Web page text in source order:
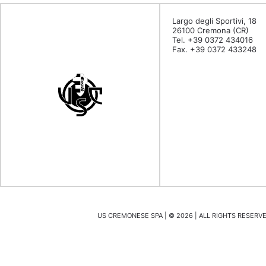
Largo degli Sportivi, 18
26100 Cremona (CR)
Tel. +39 0372 434016
Fax. +39 0372 433248
US CREMONESE SPA | © 2026 | ALL RIGHTS